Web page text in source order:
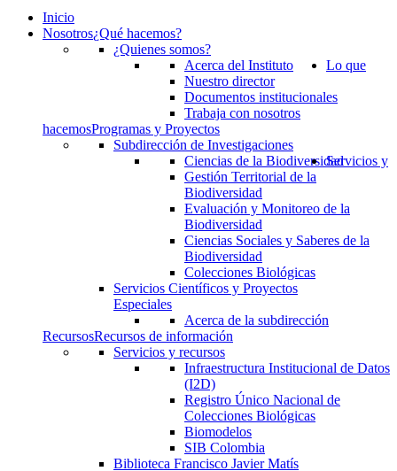
Inicio
Nosotros¿Qué hacemos?
¿Quienes somos?
Acerca del Instituto
Nuestro director
Documentos institucionales
Trabaja con nosotros
Lo que
hacemosProgramas y Proyectos
Subdirección de Investigaciones
Ciencias de la Biodiversidad
Gestión Territorial de la
Biodiversidad
Evaluación y Monitoreo de la
Biodiversidad
Ciencias Sociales y Saberes de la
Biodiversidad
Colecciones Biológicas
Servicios Científicos y Proyectos
Especiales
Acerca de la subdirección
Servicios y
RecursosRecursos de información
Servicios y recursos
Infraestructura Institucional de Datos
(I2D)
Registro Único Nacional de
Colecciones Biológicas
Biomodelos
SIB Colombia
Biblioteca Francisco Javier Matís